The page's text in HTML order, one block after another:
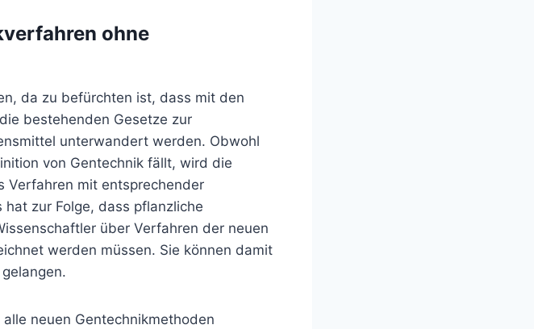
ohne
da zu befürchten ist, dass mit den
bestehenden Gesetze zur
unterwandert werden. Obwohl
von Gentechnik fällt, wird die
Verfahren mit entsprechender
zur Folge, dass pflanzliche
über Verfahren der neuen
werden müssen. Sie können damit
neuen Gentechnikmethoden